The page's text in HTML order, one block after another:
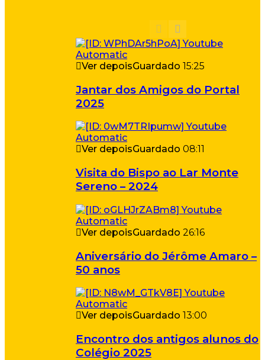
Ver depoisGuardado 15:25
Jantar dos Amigos do Portal
2025
Ver depoisGuardado 08:11
Visita do Bispo ao Lar Monte
Sereno – 2024
Ver depoisGuardado 26:16
Aniversário do Jérôme Amaro –
50 anos
Ver depoisGuardado 13:00
Encontro dos antigos alunos do
Colégio 2025